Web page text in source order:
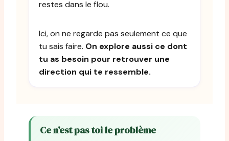
restes dans le flou.
Ici, on ne regarde pas seulement ce que
tu sais faire. On explore aussi ce dont
tu as besoin pour retrouver une
direction qui te ressemble.
Ce n’est pas toi le problème